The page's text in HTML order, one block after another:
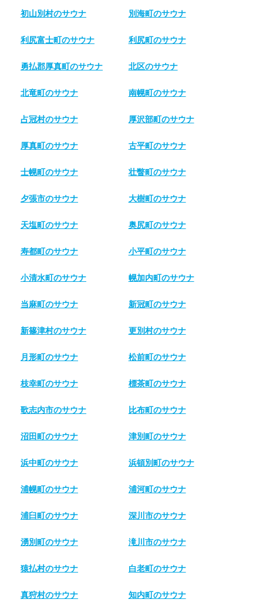
初山別村のサウナ 別海町のサウナ
利尻富士町のサウナ 利尻町のサウナ
勇払郡厚真町のサウナ 北区のサウナ
北竜町のサウナ 南幌町のサウナ
占冠村のサウナ 厚沢部町のサウナ
厚真町のサウナ 古平町のサウナ
士幌町のサウナ 壮瞥町のサウナ
夕張市のサウナ 大樹町のサウナ
天塩町のサウナ 奥尻町のサウナ
寿都町のサウナ 小平町のサウナ
小清水町のサウナ 幌加内町のサウナ
当麻町のサウナ 新冠町のサウナ
新篠津村のサウナ 更別村のサウナ
月形町のサウナ 松前町のサウナ
枝幸町のサウナ 標茶町のサウナ
歌志内市のサウナ 比布町のサウナ
沼田町のサウナ 津別町のサウナ
浜中町のサウナ 浜頓別町のサウナ
浦幌町のサウナ 浦河町のサウナ
浦臼町のサウナ 深川市のサウナ
湧別町のサウナ 滝川市のサウナ
猿払村のサウナ 白老町のサウナ
真狩村のサウナ 知内町のサウナ